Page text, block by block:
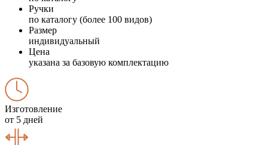
Ручки
по каталогу (более 100 видов)
Размер
индивидуальный
Цена
указана за базовую комплектацию
Изготовление
от 5 дней